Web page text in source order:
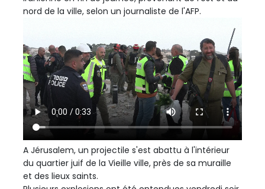
nord de la ville, selon un journaliste de l'AFP.
A Jérusalem, un projectile s'est abattu à l'intérieur
du quartier juif de la Vieille ville, près de sa muraille
et des lieux saints.